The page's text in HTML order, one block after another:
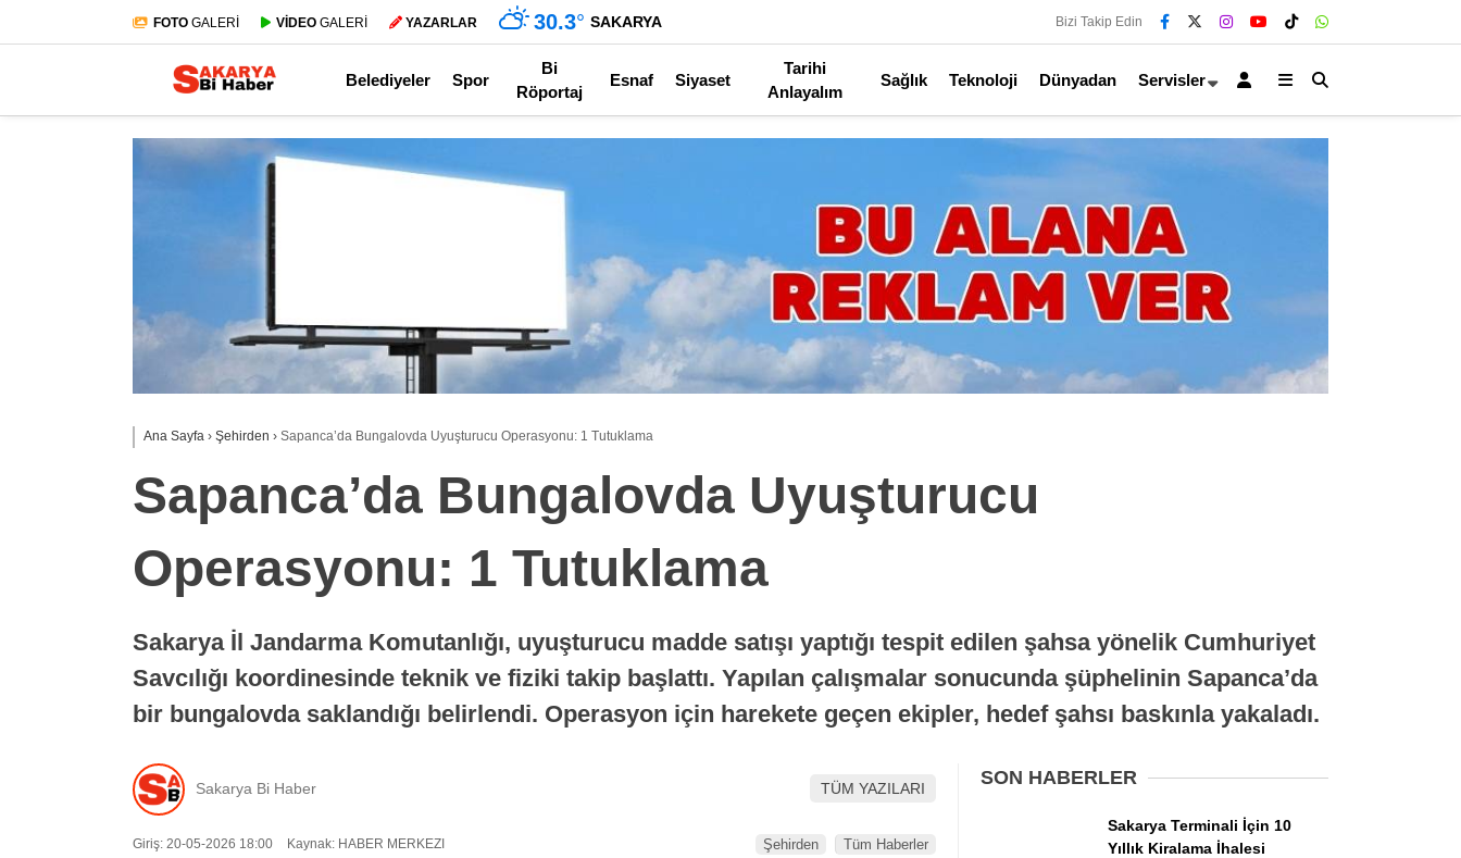
Belediyeler
Dünyadan
Spor
Teknoloji
FOTO GALERİ VİDEO GALERİ YAZARLAR 30.3° SAKARYA Bizi Takip Edin
Belediyeler Spor
Bi
Röportaj
Esnaf Siyaset
Tarihi
Anlayalım
Sağlık Teknoloji Dünyadan Servisler
Ana Sayfa › Şehirden › Sapanca’da Bungalovda Uyuşturucu Operasyonu: 1 Tutuklama
Sapanca’da Bungalovda Uyuşturucu
Operasyonu: 1 Tutuklama
Sakarya İl Jandarma Komutanlığı, uyuşturucu madde satışı yaptığı tespit edilen şahsa yönelik Cumhuriyet
Savcılığı koordinesinde teknik ve fiziki takip başlattı. Yapılan çalışmalar sonucunda şüphelinin Sapanca’da
bir bungalovda saklandığı belirlendi. Operasyon için harekete geçen ekipler, hedef şahsı baskınla yakaladı.
Sakarya Bi Haber TÜM YAZILARI
Giriş: 20-05-2026 18:00 Kaynak: HABER MERKEZI Şehirden Tüm Haberler
SON HABERLER
Sakarya Terminali İçin 10
Yıllık Kiralama İhalesi